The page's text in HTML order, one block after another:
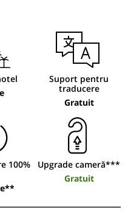
Suport pentru
traducere
Gratuit
100%
Upgrade cameră***
Gratuit